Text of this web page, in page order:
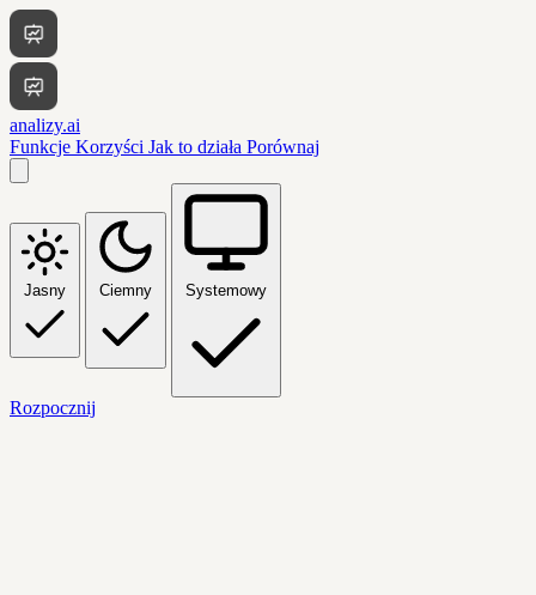
analizy.ai
Funkcje Korzyści Jak to działa Porównaj
Jasny Ciemny Systemowy
Rozpocznij